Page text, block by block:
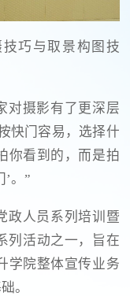
巧与取景构图技
对摄影有了更深层
快门容易，选择什
你看到的，而是拍
。”
政人员系列培训暨
列活动之一，旨在
学院整体宣传业务
。